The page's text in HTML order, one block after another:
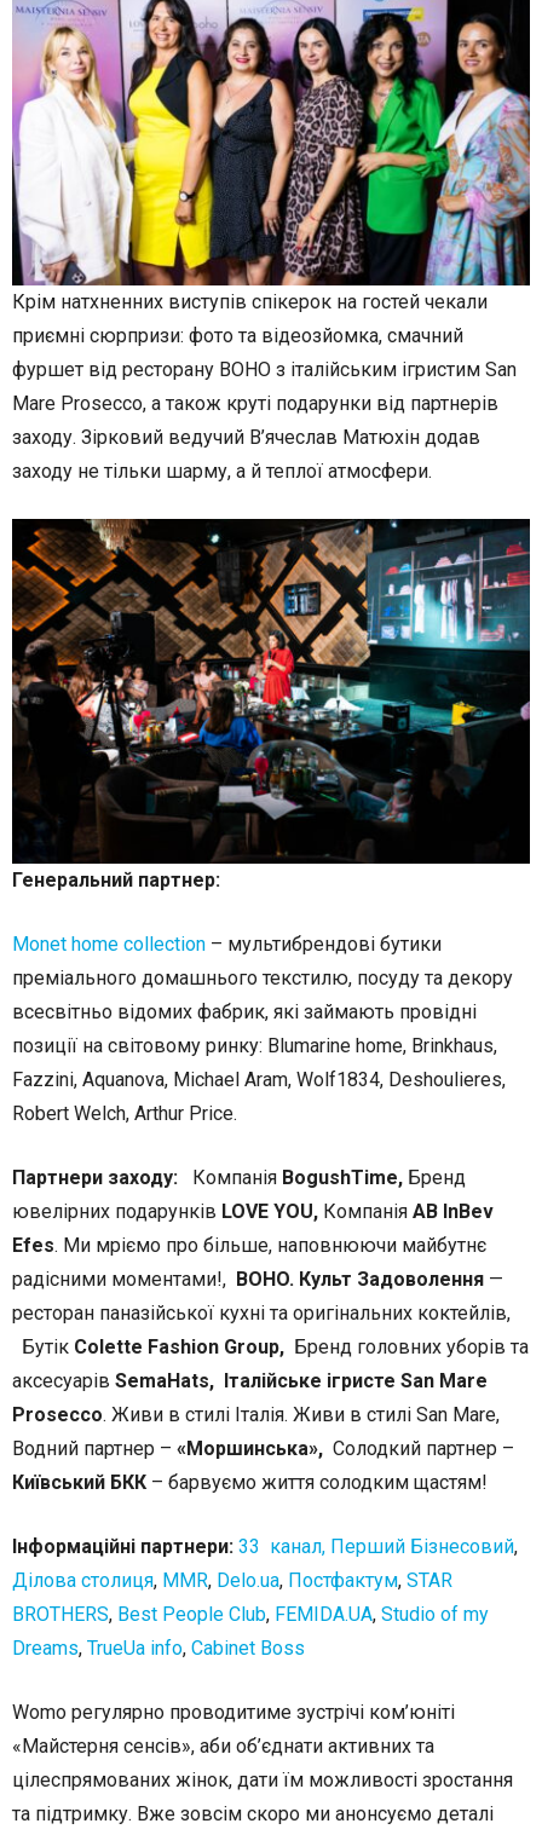
Крім натхненних виступів спікерок на гостей чекали
приємні сюрпризи: фото та відеозйомка, смачний
фуршет від ресторану BOHO з італійським ігристим San
Mare Prosecco, а також круті подарунки від партнерів
заходу. Зірковий ведучий В’ячеслав Матюхін додав
заходу не тільки шарму, а й теплої атмосфери.
Генеральний партнер:
Monet home collection – мультибрендові бутики
преміального домашнього текстилю, посуду та декору
всесвітньо відомих фабрик, які займають провідні
позиції на світовому ринку: Blumarine home, Brinkhaus,
Fazzini, Aquanova, Michael Aram, Wolf1834, Deshoulieres,
Robert Welch, Arthur Price.
Партнери заходу: Компанія BogushTime, Бренд
ювелірних подарунків LOVE YOU, Компанія AB InBev
Efes. Ми мріємо про більше, наповнюючи майбутнє
радісними моментами!, BOHO. Культ Задоволення —
ресторан паназійської кухні та оригінальних коктейлів,
Бутік Colette Fashion Group, Бренд головних уборів та
аксесуарів SemaHats,
Італійське ігристе San Mare
Prosecco. Живи в стилі Італія. Живи в стилі San Mare,
Водний партнер – «Моршинська», Солодкий партнер –
Київський БКК – барвуємо життя солодким щастям!
Інформаційні партнери: 33 канал, Перший Бізнесовий,
Ділова столиця, MMR, Delo.ua, Постфактум, STAR
BROTHERS, Best People Club, FEMIDA.UA, Studio of my
Dreams, TrueUa info, Cabinet Boss
Womo регулярно проводитиме зустрічі ком’юніті
«Майстерня сенсів», аби об’єднати активних та
цілеспрямованих жінок, дати їм можливості зростання
та підтримку. Вже зовсім скоро ми анонсуємо деталі